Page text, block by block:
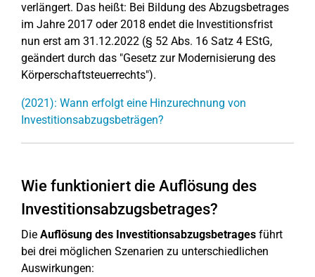
verlängert. Das heißt: Bei Bildung des Abzugsbetrages
im Jahre 2017 oder 2018 endet die Investitionsfrist
nun erst am 31.12.2022 (§ 52 Abs. 16 Satz 4 EStG,
geändert durch das "Gesetz zur Modernisierung des
Körperschaftsteuerrechts").
(2021): Wann erfolgt eine Hinzurechnung von
Investitionsabzugsbeträgen?
Wie funktioniert die Auflösung des
Investitionsabzugsbetrages?
Die Auflösung des Investitionsabzugsbetrages führt
bei drei möglichen Szenarien zu unterschiedlichen
Auswirkungen: